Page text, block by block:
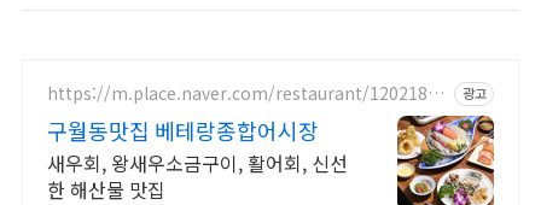
https://m.place.naver.com/restaurant/12021826
광고
구월동맛집 베테랑종합어시장
새우회, 왕새우소금구이, 활어회, 신선
한 해산물 맛집